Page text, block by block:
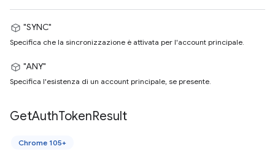
"SYNC"
Specifica che la sincronizzazione è attivata per l'account principale.
"ANY"
Specifica l'esistenza di un account principale, se presente.
GetAuthTokenResult
Chrome 105+